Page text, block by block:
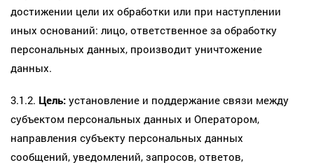
достижении цели их обработки или при наступлении
иных оснований: лицо, ответственное за обработку
персональных данных, производит уничтожение
данных.
3.1.2. Цель: установление и поддержание связи между
субъектом персональных данных и Оператором,
направления субъекту персональных данных
сообщений, уведомлений, запросов, ответов,